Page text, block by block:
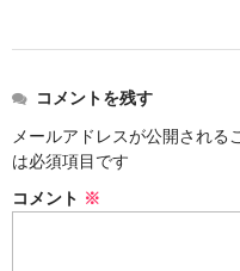
コメントを残す
メールアドレスが公開される
は必須項目です
コメント ※